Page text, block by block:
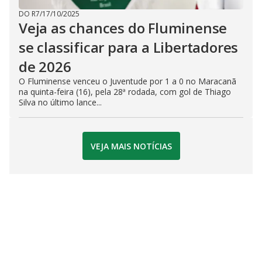
DO R7/17/10/2025
Veja as chances do Fluminense
se classificar para a Libertadores
de 2026
O Fluminense venceu o Juventude por 1 a 0 no Maracanã
na quinta-feira (16), pela 28ª rodada, com gol de Thiago
Silva no último lance...
VEJA MAIS NOTÍCIAS